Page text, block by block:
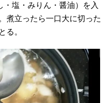
・塩・みりん・醤油）を入
煮立ったら一口大に切った
る。